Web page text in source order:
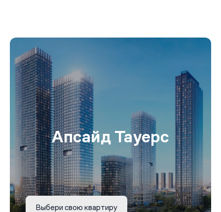
Апсайд Тауерс
Выбери свою квартиру